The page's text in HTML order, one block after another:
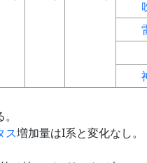
ス増加量はI系と変化なし。